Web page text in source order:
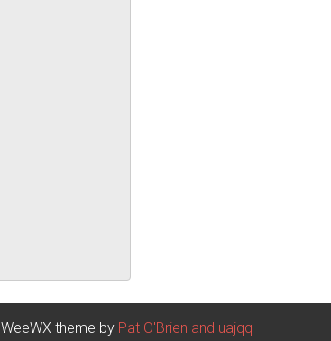
WeeWX theme by Pat O'Brien and uajqq